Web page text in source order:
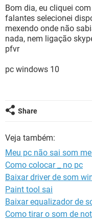
INSTAGRAM
GUIA DE COMPRAS
OUTLOOK
INSTAGRAM
GUIA DE COMPRAS
JOGOS
CELULAR
OUTLOOK
GUIA DE COMPRAS
Bom dia, eu cliquei
falantes selecionei
mexendo onde não
nada, nem ligação
pfvr
pc windows 10
Share
Veja também:
Meu pc não sai som
Como colocar _ no pc
Baixar driver de som
Paint tool sai
Baixar equalizador de
Como tirar o som de